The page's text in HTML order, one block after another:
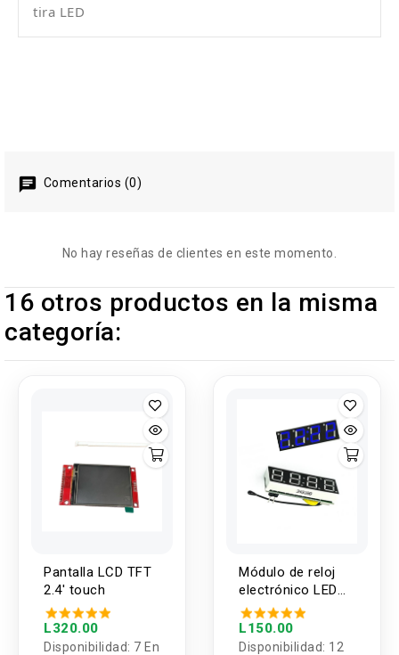
tira LED
Comentarios (0)
No hay reseñas de clientes en este momento.
16 otros productos en la misma
categoría:
Pantalla LCD TFT
2.4' touch
L320.00
Disponibilidad: 7 En
Módulo de reloj
electrónico LED
AZUL de alta
precisión RX8025
DS1302
L150.00
Disponibilidad: 12